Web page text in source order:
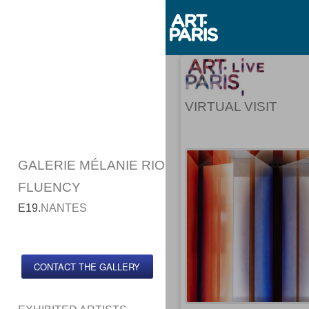
GALERIE MÉLANIE RIO
FLUENCY
E19.NANTES
CONTACT THE GALLERY
VIRTUAL VISIT